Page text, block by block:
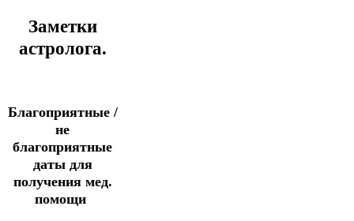
Заметки
астролога.
Благоприятные /
не
благоприятные
даты для
получения мед.
помощи